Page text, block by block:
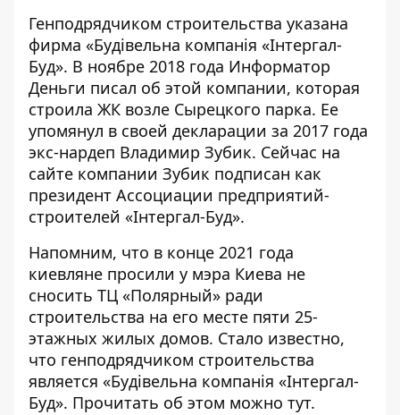
Генподрядчиком строительства указана
фирма «Будівельна компанія «Інтергал-
Буд». В ноябре 2018 года Информатор
Деньги писал об этой компании, которая
строила ЖК возле Сырецкого парка. Ее
упомянул в своей декларации за 2017 года
экс-нардеп Владимир Зубик. Сейчас на
сайте компании Зубик подписан как
президент Ассоциации предприятий-
строителей «Інтергал-Буд».
Напомним, что в конце 2021 года
киевляне просили у мэра Киева не
сносить ТЦ «Полярный» ради
строительства на его месте пяти 25-
этажных жилых домов. Стало известно,
что генподрядчиком строительства
является «Будівельна компанія «Інтергал-
Буд». Прочитать об этом можно тут.